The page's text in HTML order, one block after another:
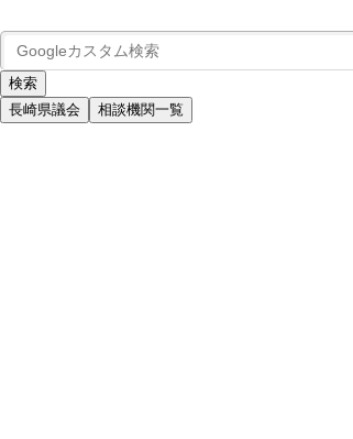
長崎県議会 相談機関一覧